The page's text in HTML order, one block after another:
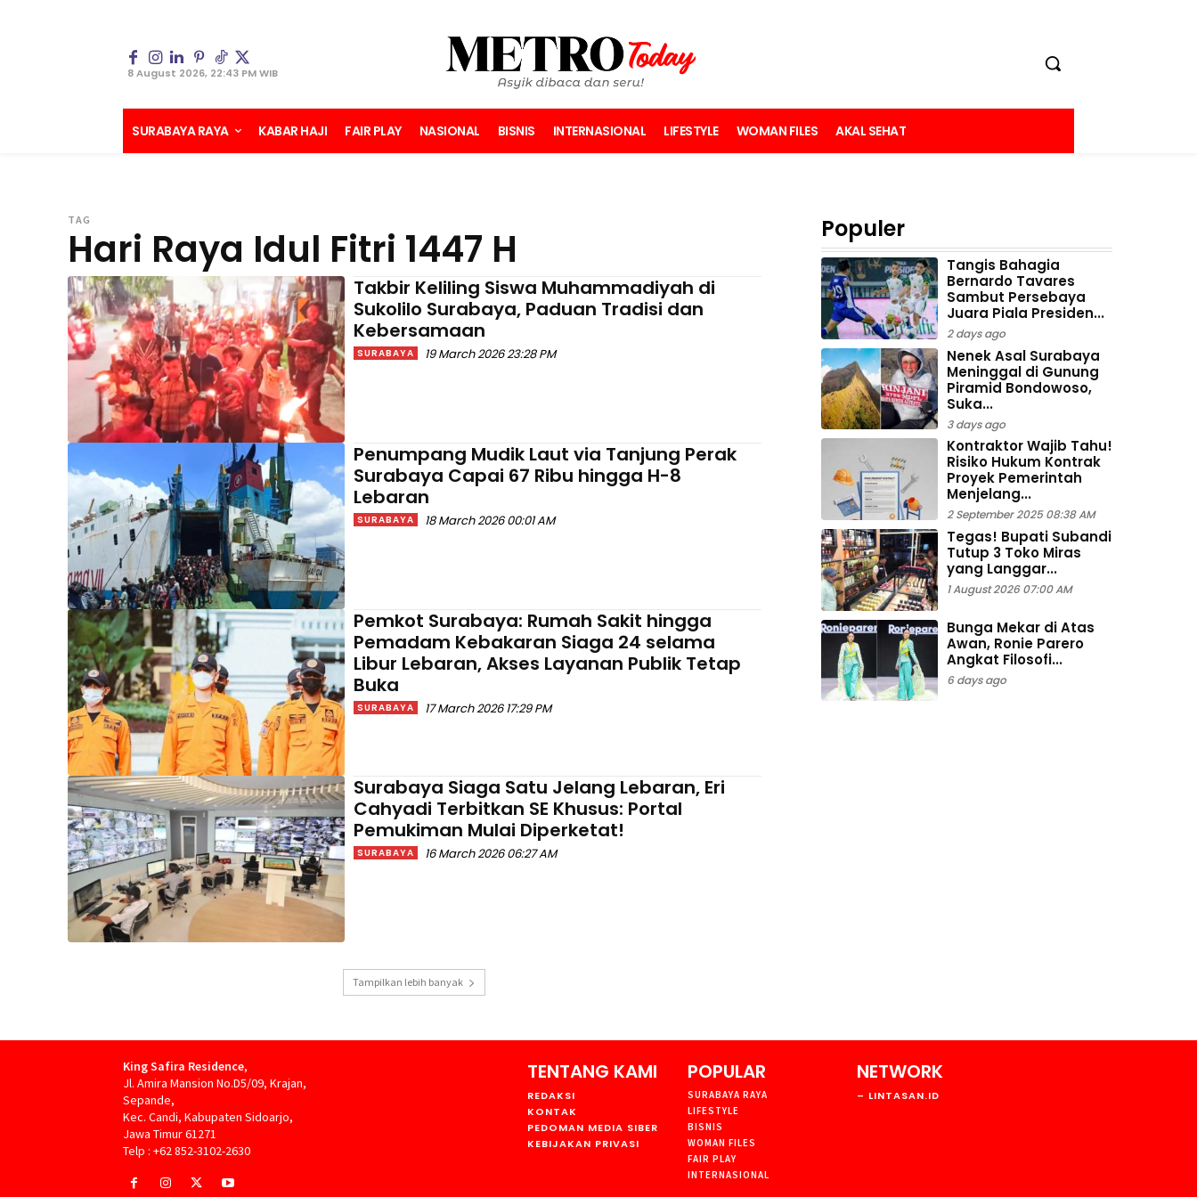
8 August 2026, 22:43 PM WIB
SURABAYA RAYA KABAR HAJI FAIR PLAY NASIONAL BISNIS INTERNASIONAL LIFESTYLE WOMAN FILES AKAL SEHAT
TAG
Hari Raya Idul Fitri 1447 H
Takbir Keliling Siswa Muhammadiyah di
Sukolilo Surabaya, Paduan Tradisi dan
Kebersamaan
SURABAYA 19 March 2026 23:28 PM
Penumpang Mudik Laut via Tanjung Perak
Surabaya Capai 67 Ribu hingga H-8
Lebaran
SURABAYA 18 March 2026 00:01 AM
Pemkot Surabaya: Rumah Sakit hingga
Pemadam Kebakaran Siaga 24 selama
Libur Lebaran, Akses Layanan Publik Tetap
Buka
SURABAYA 17 March 2026 17:29 PM
Surabaya Siaga Satu Jelang Lebaran, Eri
Cahyadi Terbitkan SE Khusus: Portal
Pemukiman Mulai Diperketat!
SURABAYA 16 March 2026 06:27 AM
Tampilkan lebih banyak
Populer
Tangis Bahagia
Bernardo Tavares
Sambut Persebaya
Juara Piala Presiden...
2 days ago
Nenek Asal Surabaya
Meninggal di Gunung
Piramid Bondowoso,
Suka...
3 days ago
Kontraktor Wajib Tahu!
Risiko Hukum Kontrak
Proyek Pemerintah
Menjelang...
2 September 2025 08:38 AM
Tegas! Bupati Subandi
Tutup 3 Toko Miras
yang Langgar...
1 August 2026 07:00 AM
Bunga Mekar di Atas
Awan, Ronie Parero
Angkat Filosofi...
6 days ago
King Safira Residence,
Jl. Amira Mansion No.D5/09, Krajan,
Sepande,
Kec. Candi, Kabupaten Sidoarjo,
Jawa Timur 61271
Telp : +62 852-3102-2630
TENTANG KAMI
REDAKSI
KONTAK
PEDOMAN MEDIA SIBER
KEBIJAKAN PRIVASI
POPULAR
SURABAYA RAYA
LIFESTYLE
BISNIS
WOMAN FILES
FAIR PLAY
INTERNASIONAL
NETWORK
– LINTASAN.ID